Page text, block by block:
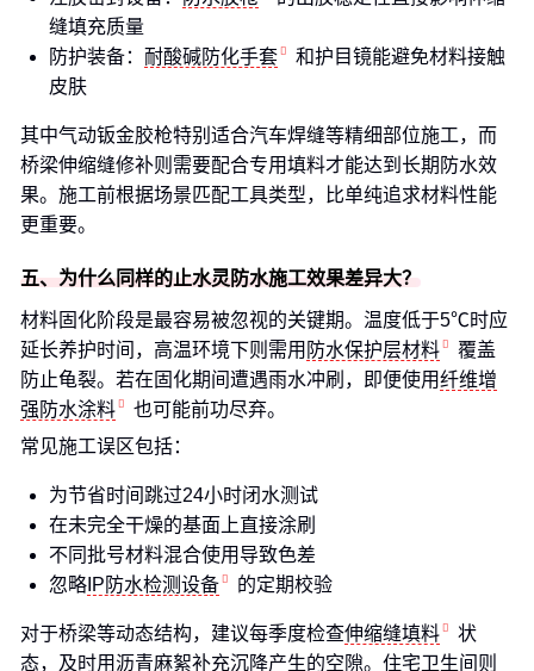
缝填充质量
防护装备： 耐酸碱防化手套
和护目镜能避免材料接触
皮肤
其中气动钣金胶枪特别适合汽车焊缝等精细部位施工，而
桥梁伸缩缝修补则需要配合专用填料才能达到长期防水效
果。施工前根据场景匹配工具类型，比单纯追求材料性能
更重要。
五、为什么同样的止水灵防水施工效果差异大？
材料固化阶段是最容易被忽视的关键期。温度低于5℃时应
延长养护时间，高温环境下则需用 防水保护层材料
覆盖
防止龟裂。若在固化期间遭遇雨水冲刷，即便使用纤维增
强防水涂料
也可能前功尽弃。
常见施工误区包括：
为节省时间跳过24小时闭水测试
在未完全干燥的基面上直接涂刷
不同批号材料混合使用导致色差
忽略 IP防水检测设备 的定期校验
对于桥梁等动态结构，建议每季度检查伸缩缝填料
状
态，及时用沥青麻絮补充沉降产生的空隙。住宅卫生间则